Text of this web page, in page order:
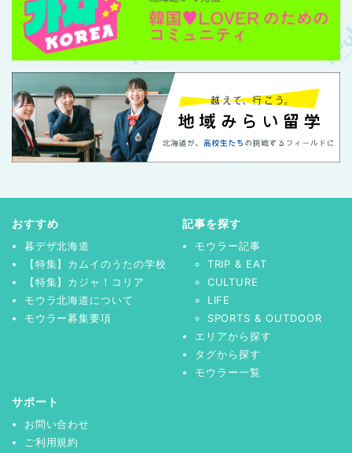
おすすめ
暮デザ北海道
【特集】カムイのうたの学校
【特集】カジャ！コリア
モウラ北海道について
モウラー募集要項
記事を探す
モウラー記事
TRIP & EAT
CULTURE
LIFE
SPORTS & OUTDOOR
エリアから探す
タグから探す
モウラー一覧
サポート
お問い合わせ
ご利用規約